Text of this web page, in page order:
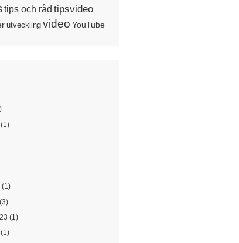
tips och råd tipsvideo
utveckling video YouTube
(1)
(1)
(1)